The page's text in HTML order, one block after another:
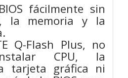
fácilmente sin
la memoria y la
Q-Flash Plus, no
CPU, la
tarjeta gráfica ni